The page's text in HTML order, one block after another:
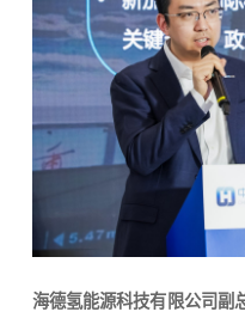
海德氢能源科技有限公司副